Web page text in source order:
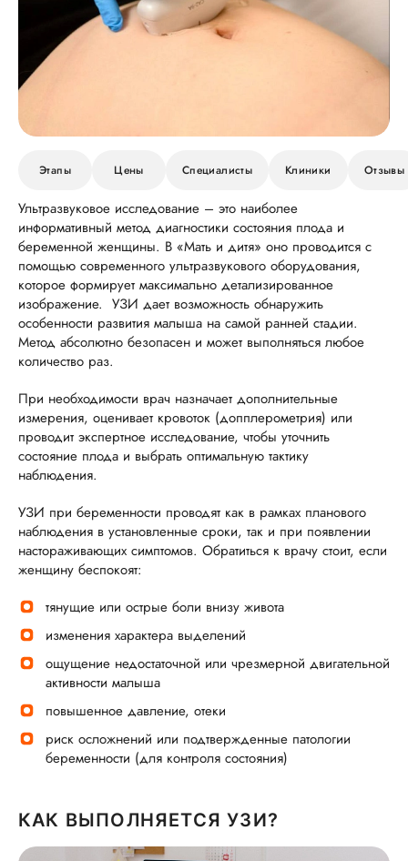
Этапы Цены Специалисты Клиники Отзывы
Ультразвуковое исследование – это наиболее
информативный метод диагностики состояния плода и
беременной женщины. В «Мать и дитя» оно проводится с
помощью современного ультразвукового оборудования,
которое формирует максимально детализированное
изображение. УЗИ дает возможность обнаружить
особенности развития малыша на самой ранней стадии.
Метод абсолютно безопасен и может выполняться любое
количество раз.
При необходимости врач назначает дополнительные
измерения, оценивает кровоток (допплерометрия) или
проводит экспертное исследование, чтобы уточнить
состояние плода и выбрать оптимальную тактику
наблюдения.
УЗИ при беременности проводят как в рамках планового
наблюдения в установленные сроки, так и при появлении
настораживающих симптомов. Обратиться к врачу стоит, если
женщину беспокоят:
тянущие или острые боли внизу живота
изменения характера выделений
ощущение недостаточной или чрезмерной двигательной
активности малыша
повышенное давление, отеки
риск осложнений или подтвержденные патологии
беременности (для контроля состояния)
КАК ВЫПОЛНЯЕТСЯ УЗИ?